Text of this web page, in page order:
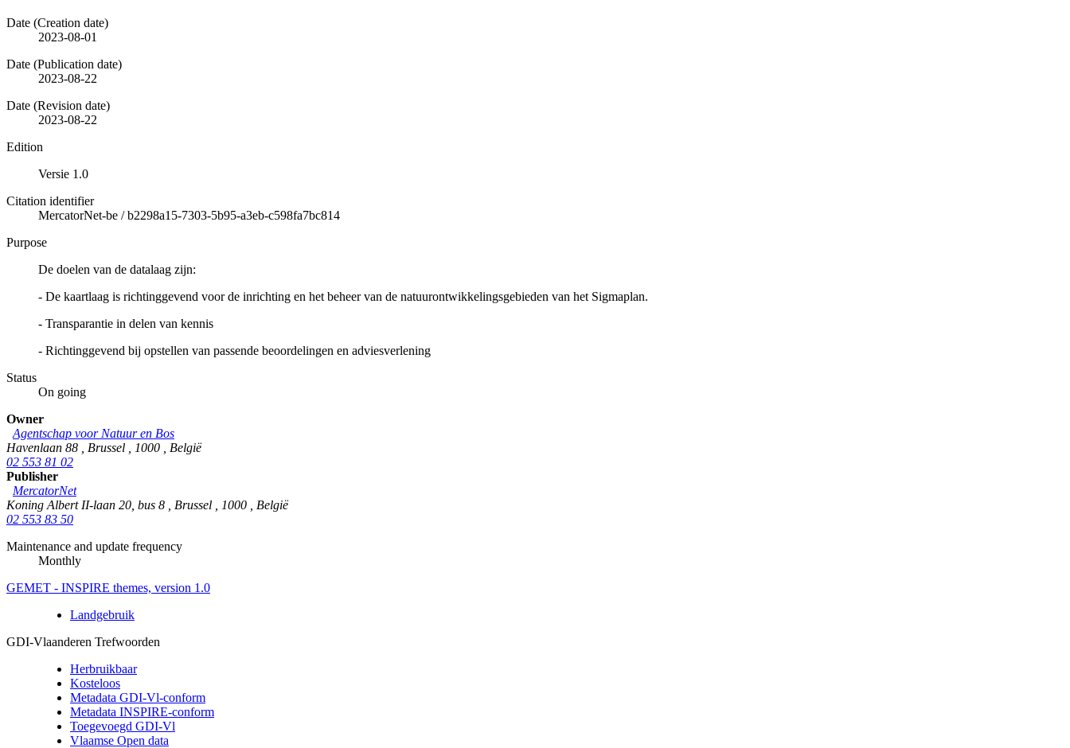
Date (Creation date)
2023-08-01
Date (Publication date)
2023-08-22
Date (Revision date)
2023-08-22
Edition
Versie 1.0
Citation identifier
MercatorNet-be /b2298a15-7303-5b95-a3eb-c598fa7bc814
Purpose
De doelen van de datalaag zijn:
- De kaartlaag is richtinggevend voor de inrichting en het beheer van de natuurontwikkelingsgebieden van het Sigmaplan.
- Transparantie in delen van kennis
- Richtinggevend bij opstellen van passende beoordelingen en adviesverlening
Status
On going
Owner
Agentschap voor Natuur en Bos
Havenlaan 88
Brussel 1000
België
02 553 81 02
Publisher
MercatorNet
Koning Albert II-laan 20, bus 8
Brussel 1000
België
02 553 83 50
Maintenance and update frequency
Monthly
GEMET - INSPIRE themes, version 1.0
Landgebruik
GDI-Vlaanderen Trefwoorden
Herbruikbaar
Kosteloos
Metadata GDI-Vl-conform
Metadata INSPIRE-conform
Toegevoegd GDI-Vl
Vlaamse Open data